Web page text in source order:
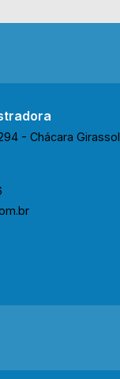
- Chácara Girassol,